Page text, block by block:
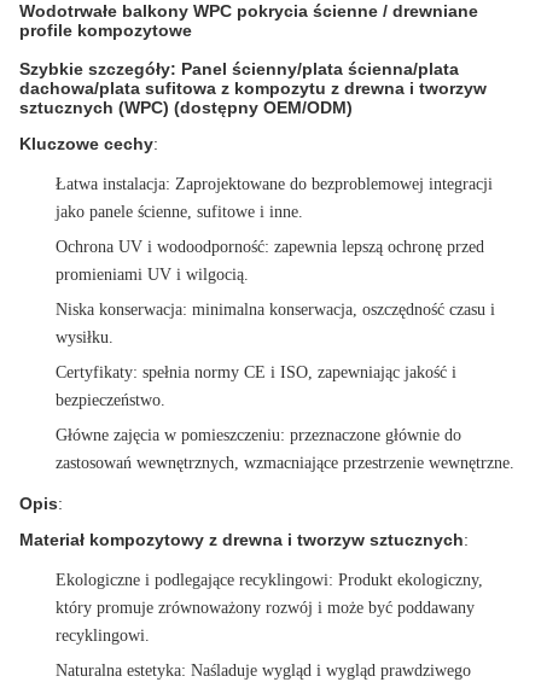
Wodotrwałe balkony WPC pokrycia ścienne / drewniane
profile kompozytowe
Szybkie szczegóły: Panel ścienny/plata ścienna/plata
dachowa/plata sufitowa z kompozytu z drewna i tworzyw
sztucznych (WPC) (dostępny OEM/ODM)
Kluczowe cechy:
Łatwa instalacja: Zaprojektowane do bezproblemowej integracji
jako panele ścienne, sufitowe i inne.
Ochrona UV i wodoodporność: zapewnia lepszą ochronę przed
promieniami UV i wilgocią.
Niska konserwacja: minimalna konserwacja, oszczędność czasu i
wysiłku.
Certyfikaty: spełnia normy CE i ISO, zapewniając jakość i
bezpieczeństwo.
Główne zajęcia w pomieszczeniu: przeznaczone głównie do
zastosowań wewnętrznych, wzmacniające przestrzenie wewnętrzne.
Opis:
Materiał kompozytowy z drewna i tworzyw sztucznych:
Ekologiczne i podlegające recyklingowi: Produkt ekologiczny,
który promuje zrównoważony rozwój i może być poddawany
recyklingowi.
Naturalna estetyka: Naśladuje wygląd i wygląd prawdziwego